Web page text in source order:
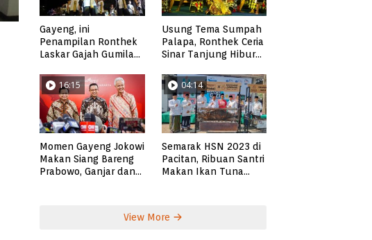
Gayeng, ini
Penampilan Ronthek
Laskar Gajah Gumilap
Usung Tema Sumpah
Palapa, Ronthek Ceria
Sinar Tanjung Hibur
FRP 2023
16:15
Momen Gayeng Jokowi
Makan Siang Bareng
Prabowo, Ganjar dan
04:14
Semarak HSN 2023 di
Pacitan, Ribuan Santri
Makan Ikan Tuna
View More